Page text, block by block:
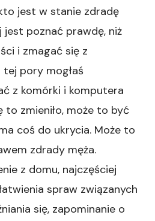
jest w stanie zdradę
jest poznać prawdę, niż
i zmagać się z
tej pory mogłaś
z komórki i komputera
to zmieniło, może to być
coś do ukrycia. Może to
zdrady męża.
z domu, najczęściej
spraw związanych
się, zapominanie o